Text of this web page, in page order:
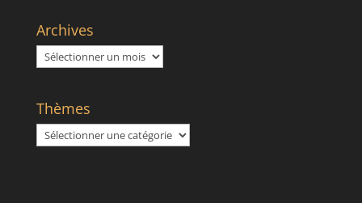
Archives
Archives
Thèmes
Thèmes